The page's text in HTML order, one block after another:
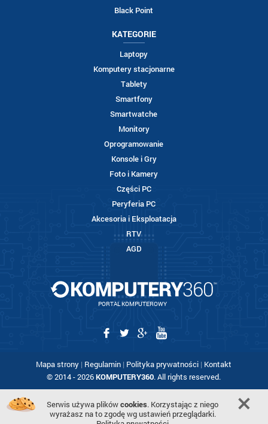
Black Point
KATEGORIE
Laptopy
Komputery stacjonarne
Tablety
Smartfony
Smartwatche
Monitory
Oprogramowanie
Konsole i Gry
Foto i Kamery
Części PC
Peryferia PC
Akcesoria i Eksploatacja
RTV
AGD
PORTAL KOMPUTEROWY
Mapa strony | Regulamin | Polityka prywatności | Kontakt
© 2014 - 2026KOMPUTERY360. All rights reserved.
Serwis używa plikówcookies. Korzystając z niego
wyrażasz na to zgodę wg ustawień przeglądarki.